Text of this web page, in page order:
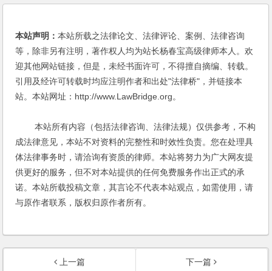
本站声明：本站所载之法律论文、法律评论、案例、法律咨询
等，除非另有注明，著作权人均为站长杨春宝高级律师本人。欢
迎其他网站链接，但是，未经书面许可，不得擅自摘编、转载。
引用及经许可转载时均应注明作者和出处"法律桥"，并链接本
站。本站网址：http://www.LawBridge.org。
本站所有内容（包括法律咨询、法律法规）仅供参考，不构
成法律意见，本站不对资料的完整性和时效性负责。您在处理具
体法律事务时，请洽询有资质的律师。本站将努力为广大网友提
供更好的服务，但不对本站提供的任何免费服务作出正式的承
诺。本站所载投稿文章，其言论不代表本站观点，如需使用，请
与原作者联系，版权归原作者所有。
上一篇
下一篇